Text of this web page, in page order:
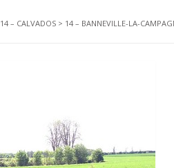
14 – CALVADOS > 14 – BANNEVILLE-LA-